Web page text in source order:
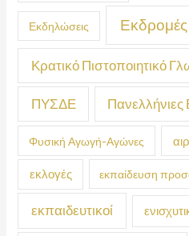
Εκδηλώσεις Εκδρομές
Κρατικό Πιστοποιητικό
ΠΥΣΔΕ Πανελλήνιες
Φυσική Αγωγή-Αγώνες
εκλογές εκπαίδευση
εκπαιδευτικοί